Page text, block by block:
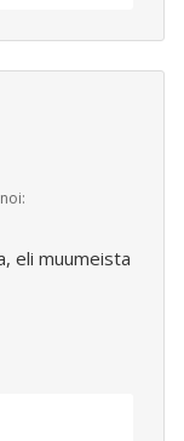
eli muumeista